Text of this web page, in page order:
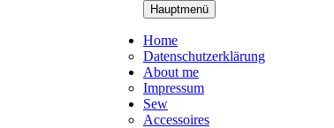
Hauptmenü
Home
Datenschutzerklärung
About me
Impressum
Sew
Accessoires